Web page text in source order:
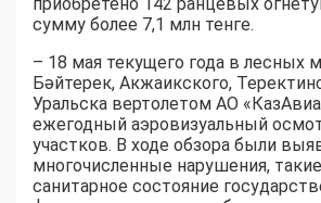
приобретено 142 ранцевых
сумму более 7,1 млн тенге.
– 18 мая текущего года в лесных
Бәйтерек, Акжаикского,
Уральска вертолетом АО
ежегодный аэровизуальный
участков. В ходе обзора были
многочисленные нарушения,
санитарное состояние